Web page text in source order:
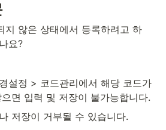
지 않은 상태에서 등록하려고 하
요?
설정 > 코드관리에서 해당 코드가
면 입력 및 저장이 불가능합니다.
저장이 거부될 수 있습니다.